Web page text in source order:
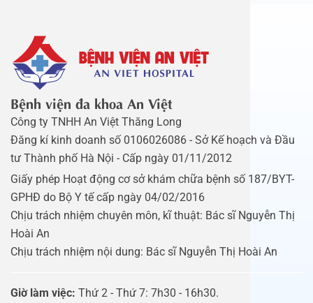
Bệnh viện đa khoa An Việt
Công ty TNHH An Việt Thăng Long
Đăng kí kinh doanh số 0106026086 - Sở Kế hoạch và Đầu
tư Thành phố Hà Nội - Cấp ngày 01/11/2012
Giấy phép Hoạt động cơ sở khám chữa bệnh số 187/BYT-
GPHĐ do Bộ Y tế cấp ngày 04/02/2016
Chịu trách nhiệm chuyên môn, kĩ thuật: Bác sĩ Nguyễn Thị
Hoài An
Chịu trách nhiệm nội dung: Bác sĩ Nguyễn Thị Hoài An
Giờ làm việc: Thứ 2 - Thứ 7: 7h30 - 16h30.